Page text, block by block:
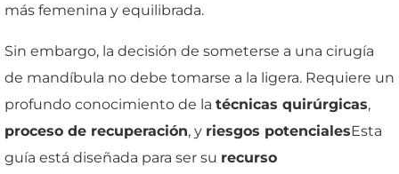
más femenina y equilibrada.
Sin embargo, la decisión de someterse a una cirugía
de mandíbula no debe tomarse a la ligera. Requiere un
profundo conocimiento de la técnicas quirúrgicas,
proceso de recuperación, y riesgos potencialesEsta
guía está diseñada para ser su recurso